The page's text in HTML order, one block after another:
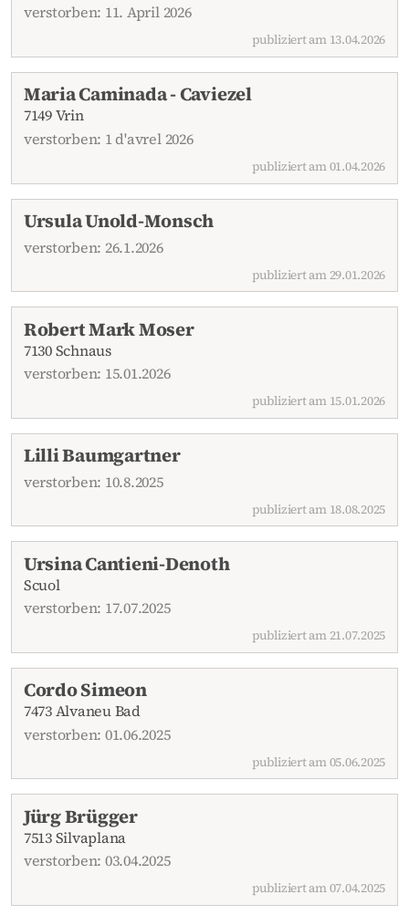
verstorben: 11. April 2026
publiziert am 13.04.2026
Maria Caminada - Caviezel
7149 Vrin
verstorben: 1 d'avrel 2026
publiziert am 01.04.2026
Ursula Unold-Monsch
verstorben: 26.1.2026
publiziert am 29.01.2026
Robert Mark Moser
7130 Schnaus
verstorben: 15.01.2026
publiziert am 15.01.2026
Lilli Baumgartner
verstorben: 10.8.2025
publiziert am 18.08.2025
Ursina Cantieni-Denoth
Scuol
verstorben: 17.07.2025
publiziert am 21.07.2025
Cordo Simeon
7473 Alvaneu Bad
verstorben: 01.06.2025
publiziert am 05.06.2025
Jürg Brügger
7513 Silvaplana
verstorben: 03.04.2025
publiziert am 07.04.2025